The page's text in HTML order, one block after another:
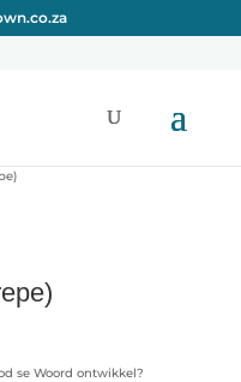
se Woord ontwikkel?